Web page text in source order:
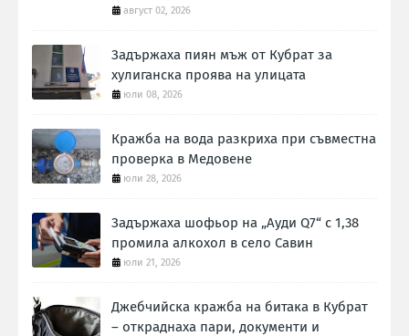
август 02, 2026
Задържаха пиян мъж от Кубрат за
хулиганска проява на улицата
юли 08, 2026
Кражба на вода разкриха при съвместна
проверка в Медовене
юли 28, 2026
Задържаха шофьор на „Ауди Q7“ с 1,38
промила алкохол в село Савин
юли 21, 2026
Джебчийска кражба на битака в Кубрат
– откраднаха пари, документи и